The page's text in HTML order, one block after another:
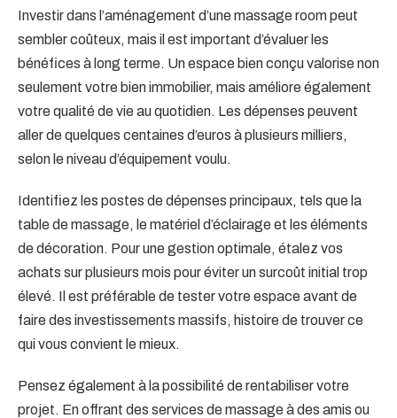
Investir dans l’aménagement d’une massage room peut
sembler coûteux, mais il est important d’évaluer les
bénéfices à long terme. Un espace bien conçu valorise non
seulement votre bien immobilier, mais améliore également
votre qualité de vie au quotidien. Les dépenses peuvent
aller de quelques centaines d’euros à plusieurs milliers,
selon le niveau d’équipement voulu.
Identifiez les postes de dépenses principaux, tels que la
table de massage, le matériel d’éclairage et les éléments
de décoration. Pour une gestion optimale, étalez vos
achats sur plusieurs mois pour éviter un surcoût initial trop
élevé. Il est préférable de tester votre espace avant de
faire des investissements massifs, histoire de trouver ce
qui vous convient le mieux.
Pensez également à la possibilité de rentabiliser votre
projet. En offrant des services de massage à des amis ou